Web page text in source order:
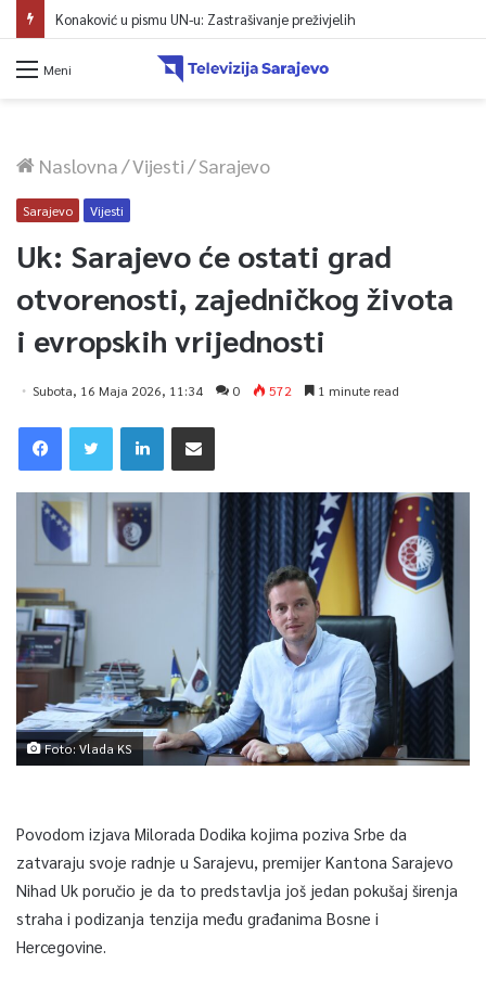
Konaković u pismu UN-u: Zastrašivanje preživjelih
Meni
Naslovna/Vijesti/Sarajevo
Sarajevo Vijesti
Uk: Sarajevo će ostati grad
otvorenosti, zajedničkog života
i evropskih vrijednosti
Subota, 16 Maja 2026, 11:34 0 572 1 minute read
Foto: Vlada KS
Povodom izjava Milorada Dodika kojima poziva Srbe da
zatvaraju svoje radnje u Sarajevu, premijer Kantona Sarajevo
Nihad Uk poručio je da to predstavlja još jedan pokušaj širenja
straha i podizanja tenzija među građanima Bosne i
Hercegovine.